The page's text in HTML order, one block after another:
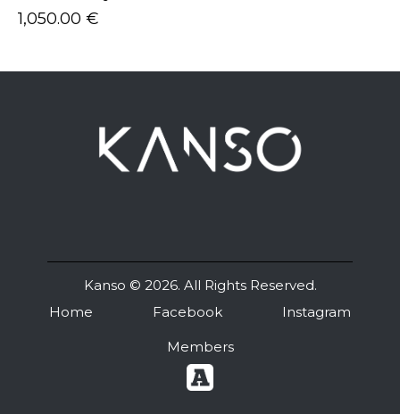
1,050.00 €
Kanso © 2026. All Rights Reserved.
Home
Facebook Instagram
Members